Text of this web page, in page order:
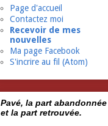
Page d'accueil
Contactez moi
Recevoir de mes
nouvelles
Ma page Facebook
S'incrire au fil (Atom)
Pavé, la part abandonnée
et la part retrouvée.